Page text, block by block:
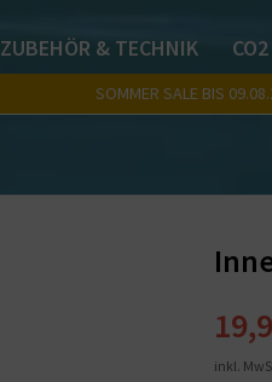
ZUBEHÖR & TECHNIK
SOMMER SALE BIS
inkl.